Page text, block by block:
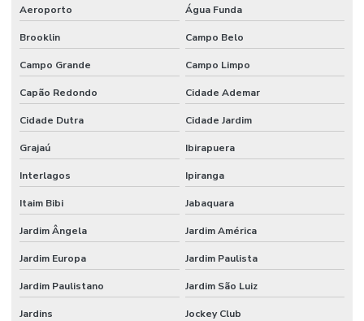
Etiquetas Couche Adesivas Sem Resíduo
Etiquetas Couche Sem Resíduo
Etiquetas Nylon Resinado Para Fabricação De Colchões
Etiquetas Nylon Resinado Sem Corte Minas Gerais
Etiquetas Para Encomendas Em Minas Gerais
Etiquetas Para Impressora Grande Demanda
Etiquetas Para Móveis E Vidros
Etiquetas Para Superfícies Removíveis
Etiquetas Resinadas
Aeroporto
Água Funda
Brooklin Campo Belo
Campo Grande Campo Limpo
Capão Redondo Cidade Ademar
Cidade Dutra Cidade Jardim
Grajaú Ibirapuera
Interlagos Ipiranga
Itaim Bibi Jabaquara
Jardim Ângela Jardim América
Jardim Europa Jardim Paulista
Jardim Paulistano Jardim São Luiz
Jardins Jockey Club